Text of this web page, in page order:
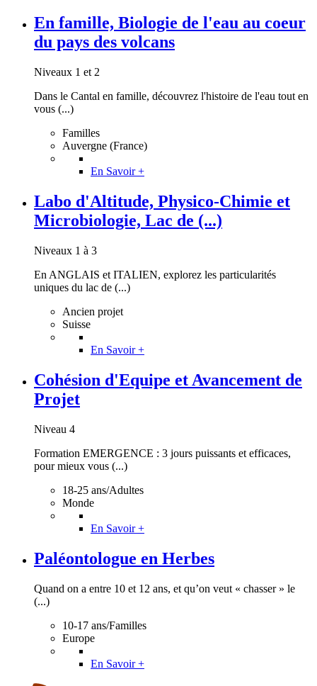
En famille, Biologie de l'eau au coeur
du pays des volcans
Niveaux 1 et 2
Dans le Cantal en famille, découvrez l'histoire de l'eau tout en
vous (...)
Familles
Auvergne (France)
En Savoir +
Labo d'Altitude, Physico-Chimie et
Microbiologie, Lac de (...)
Niveaux 1 à 3
En ANGLAIS et ITALIEN, explorez les particularités
uniques du lac de (...)
Ancien projet
Suisse
En Savoir +
Cohésion d'Equipe et Avancement de
Projet
Niveau 4
Formation EMERGENCE : 3 jours puissants et efficaces,
pour mieux vous (...)
18-25 ans/Adultes
Monde
En Savoir +
Paléontologue en Herbes
Quand on a entre 10 et 12 ans, et qu’on veut « chasser » le
(...)
10-17 ans/Familles
Europe
En Savoir +